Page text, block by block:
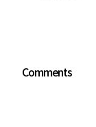
Comments